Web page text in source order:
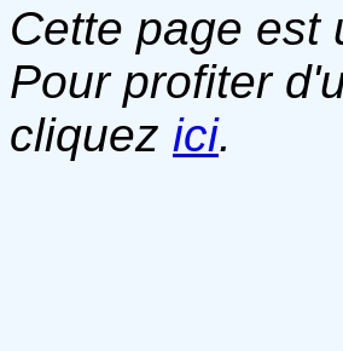
Cette page est
Pour profiter
cliquez ici.